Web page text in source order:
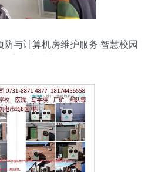
防与计算机房维护服务 智慧校园